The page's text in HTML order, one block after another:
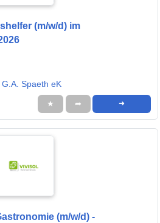
(m/w/d) im
Spaeth eK
★ ➦ ➜
(m/w/d) -